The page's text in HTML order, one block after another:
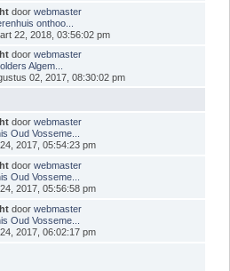
doorwebmaster
onthoo...
22, 2018, 03:56:02 pm
doorwebmaster
Algem...
02, 2017, 08:30:02 pm
doorwebmaster
Oud Vosseme...
2017, 05:54:23 pm
doorwebmaster
Oud Vosseme...
2017, 05:56:58 pm
doorwebmaster
Oud Vosseme...
2017, 06:02:17 pm